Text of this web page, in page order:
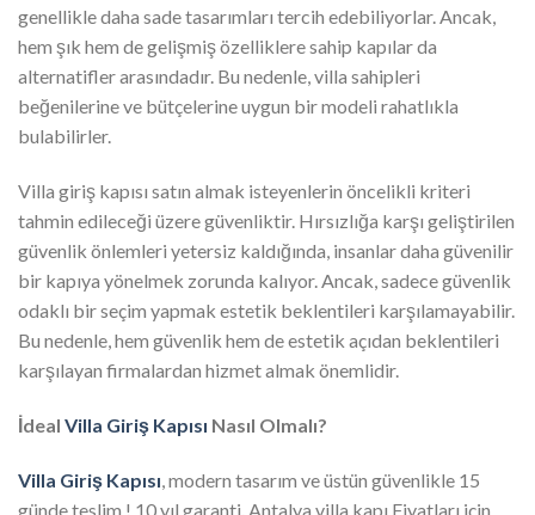
genellikle daha sade tasarımları tercih edebiliyorlar. Ancak,
hem şık hem de gelişmiş özelliklere sahip kapılar da
alternatifler arasındadır. Bu nedenle, villa sahipleri
beğenilerine ve bütçelerine uygun bir modeli rahatlıkla
bulabilirler.
Villa giriş kapısı satın almak isteyenlerin öncelikli kriteri
tahmin edileceği üzere güvenliktir. Hırsızlığa karşı geliştirilen
güvenlik önlemleri yetersiz kaldığında, insanlar daha güvenilir
bir kapıya yönelmek zorunda kalıyor. Ancak, sadece güvenlik
odaklı bir seçim yapmak estetik beklentileri karşılamayabilir.
Bu nedenle, hem güvenlik hem de estetik açıdan beklentileri
karşılayan firmalardan hizmet almak önemlidir.
İdeal Villa Giriş Kapısı Nasıl Olmalı?
Villa Giriş Kapısı , modern tasarım ve üstün güvenlikle 15
günde teslim ! 10 yıl garanti. Antalya villa kapı Fiyatları için